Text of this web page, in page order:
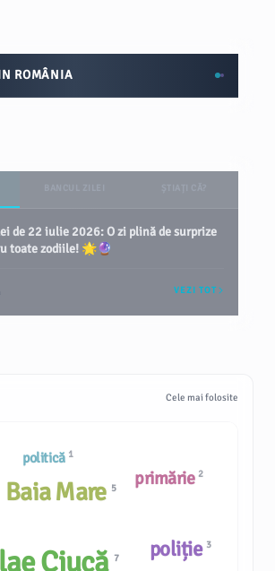
ROMÂNIA
de 22 iulie 2026: O zi plină de surprize
toate zodiile! 🌟🔮
VEZI TOT
Cele mai folosite
politică 1
poliție 3
Ciucă7
primărie 2
Baia Mare 5